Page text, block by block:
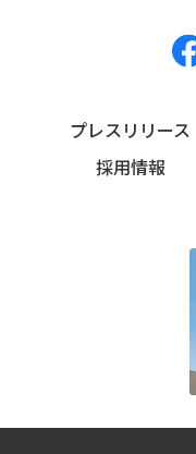
プレスリリース
採用情報